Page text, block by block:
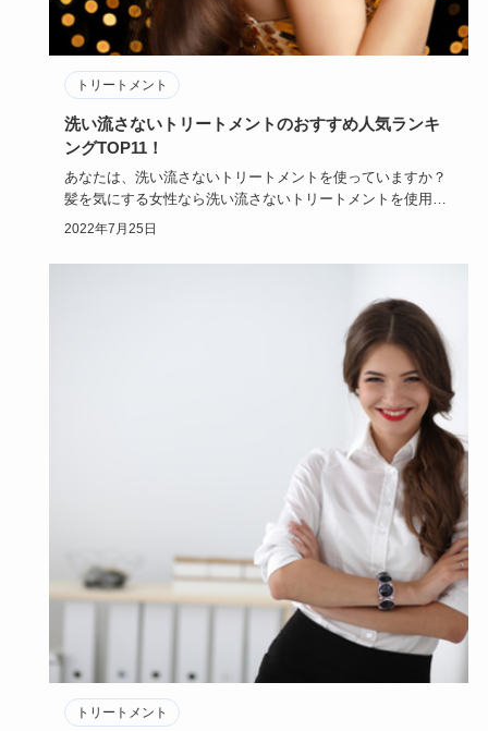
トリートメント
洗い流さないトリートメントのおすすめ人気ランキ
ングTOP11！
あなたは、洗い流さないトリートメントを使っていますか？
髪を気にする女性なら洗い流さないトリートメントを使用し
ている方も多い…
2022年7月25日
トリートメント